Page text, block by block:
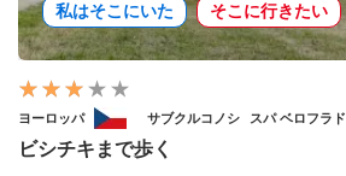
私はそこにいた そこに行きたい
ヨーロッパ サブクルコノシ スパ ベロフラド
ビシチキまで歩く